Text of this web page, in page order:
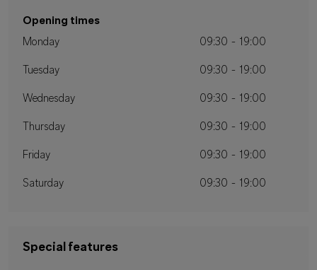
Opening times
Monday
09:30 - 19:00
Tuesday 09:30 - 19:00
Wednesday 09:30 - 19:00
Thursday 09:30 - 19:00
Friday 09:30 - 19:00
Saturday 09:30 - 19:00
Special features